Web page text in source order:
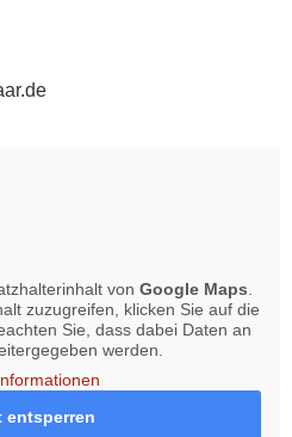
von Google Maps
zuzugreifen, klicken Sie auf die
Sie, dass dabei Daten an
werden.
entsperren